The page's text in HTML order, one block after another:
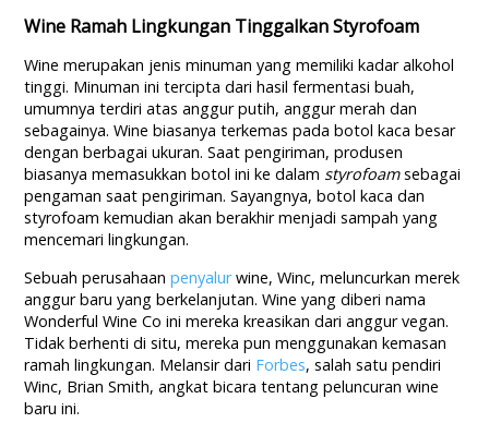
Wine Ramah Lingkungan Tinggalkan Styrofoam
Wine merupakan jenis minuman yang memiliki kadar alkohol
tinggi. Minuman ini tercipta dari hasil fermentasi buah,
umumnya terdiri atas anggur putih, anggur merah dan
sebagainya. Wine biasanya terkemas pada botol kaca besar
dengan berbagai ukuran. Saat pengiriman, produsen
biasanya memasukkan botol ini ke dalam styrofoamsebagai
pengaman saat pengiriman. Sayangnya, botol kaca dan
styrofoam kemudian akan berakhir menjadi sampah yang
mencemari lingkungan.
Sebuah perusahaanpenyalurwine, Winc, meluncurkan merek
anggur baru yang berkelanjutan. Wine yang diberi nama
Wonderful Wine Co ini mereka kreasikan dari anggur vegan.
Tidak berhenti di situ, mereka pun menggunakan kemasan
ramah lingkungan. Melansir dari Forbes, salah satu pendiri
Winc, Brian Smith, angkat bicara tentang peluncuran wine
baru ini.